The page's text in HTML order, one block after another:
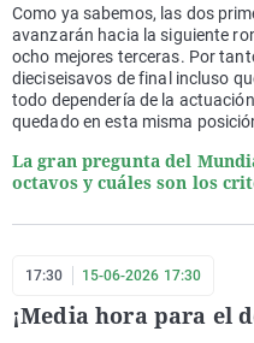
Como ya sabemos, las dos
avanzarán hacia la siguiente
ocho mejores terceras. Por
dieciseisavos de final incluso
todo dependería de la
quedado en esta misma
La gran pregunta del
octavos y cuáles son los
17:30 15-06-2026 17:30
¡Media hora para el